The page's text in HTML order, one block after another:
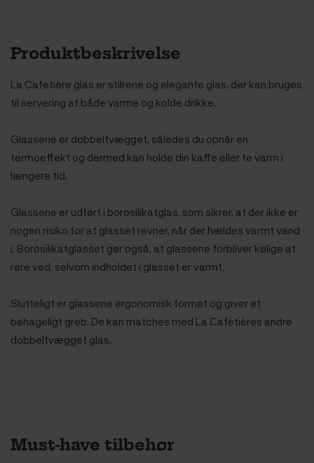
Produktbeskrivelse
La Cafetière glas er stilrene og elegante glas, der kan bruges
til servering af både varme og kolde drikke.
Glassene er dobbeltvægget, således du opnår en
termoeffekt og dermed kan holde din kaffe eller te varm i
længere tid.
Glassene er udført i borosilikatglas, som sikrer, at der ikke er
nogen risiko for at glasset revner, når der hældes varmt vand
i. Borosilikatglasset gør også, at glassene forbliver kølige at
røre ved, selvom indholdet i glasset er varmt.
Slutteligt er glassene ergonomisk formet og giver et
behageligt greb. De kan matches med La Cafetières andre
dobbeltvægget glas.
Must-have tilbehør